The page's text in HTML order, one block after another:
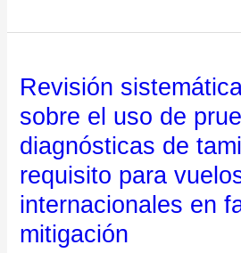
Revisión
sobre el uso de
diagnósticas de
requisito para
internacionales en
mitigación
Revisión
rápida
sobre
uso
de
pruebas
diagnósticas